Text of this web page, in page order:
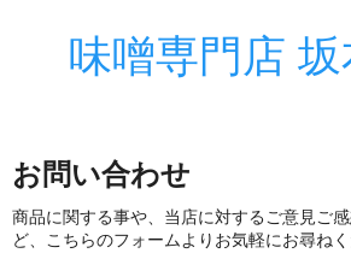
味噌専門店
お問い合わせ
商品に関する事や、当店に対するご意見ご
ど、こちらのフォームよりお気軽にお尋ねく